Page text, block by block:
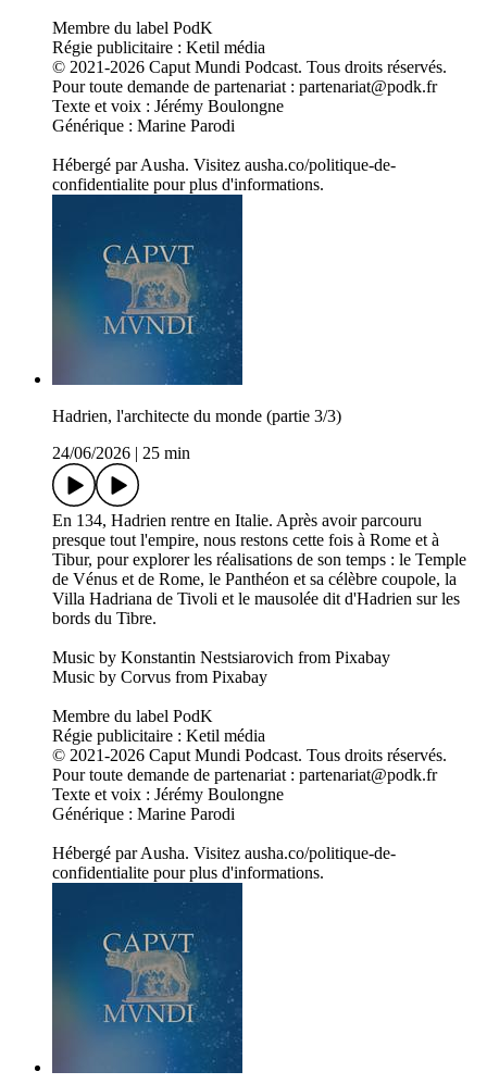
Membre du label PodK
Régie publicitaire : Ketil média
© 2021-2026 Caput Mundi Podcast. Tous droits réservés.
Pour toute demande de partenariat : partenariat@podk.fr
Texte et voix : Jérémy Boulongne
Générique : Marine Parodi
Hébergé par Ausha. Visitez ausha.co/politique-de-
confidentialite pour plus d'informations.
Hadrien, l'architecte du monde (partie 3/3)
24/06/2026
25 min
En 134, Hadrien rentre en Italie. Après avoir parcouru
presque tout l'empire, nous restons cette fois à Rome et à
Tibur, pour explorer les réalisations de son temps : le Temple
de Vénus et de Rome, le Panthéon et sa célèbre coupole, la
Villa Hadriana de Tivoli et le mausolée dit d'Hadrien sur les
bords du Tibre.
Music by Konstantin Nestsiarovich from Pixabay
Music by Corvus from Pixabay
Membre du label PodK
Régie publicitaire : Ketil média
© 2021-2026 Caput Mundi Podcast. Tous droits réservés.
Pour toute demande de partenariat : partenariat@podk.fr
Texte et voix : Jérémy Boulongne
Générique : Marine Parodi
Hébergé par Ausha. Visitez ausha.co/politique-de-
confidentialite pour plus d'informations.